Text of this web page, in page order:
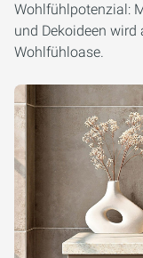
Wohlfühlpotenzial:
und Dekoideen wird
Wohlfühloase.